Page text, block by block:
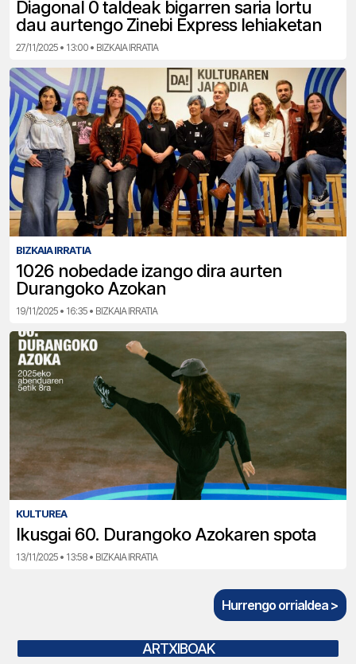
Diagonal 0 taldeak bigarren saria lortu
dau aurtengo Zinebi Express lehiaketan
27/11/2025 • 13:00 • BIZKAIA IRRATIA
BIZKAIA IRRATIA
1026 nobedade izango dira aurten
Durangoko Azokan
19/11/2025 • 16:35 • BIZKAIA IRRATIA
KULTUREA
Ikusgai 60. Durangoko Azokaren spota
13/11/2025 • 13:58 • BIZKAIA IRRATIA
Hurrengo orrialdea >
ARTXIBOAK